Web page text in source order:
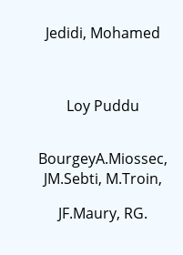
Jedidi, Mohamed
Loy Puddu
BourgeyA.Miossec,
JM.Sebti, M.Troin,
JF.Maury, RG.